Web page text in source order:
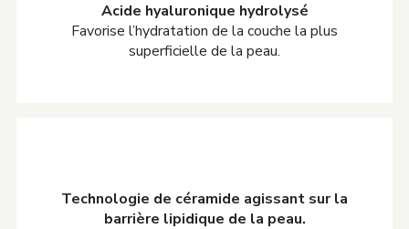
Acide hyaluronique hydrolysé
Favorise l’hydratation de la couche la plus
superficielle de la peau.
Technologie de céramide agissant sur la
barrière lipidique de la peau.